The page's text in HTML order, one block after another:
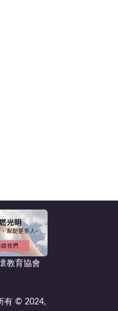
教育協會
有 © 2024,